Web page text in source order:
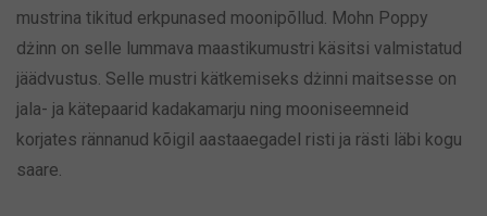
mustrina tikitud erkpunased moonipõllud. Mohn Poppy
dżinn on selle lummava maastikumustri käsitsi valmistatud
jäädvustus. Selle mustri kätkemiseks dżinni maitsesse on
jala- ja kätepaarid kadakamarju ning mooniseemneid
korjates rännanud kõigil aastaaegadel risti ja rästi läbi kogu
saare.